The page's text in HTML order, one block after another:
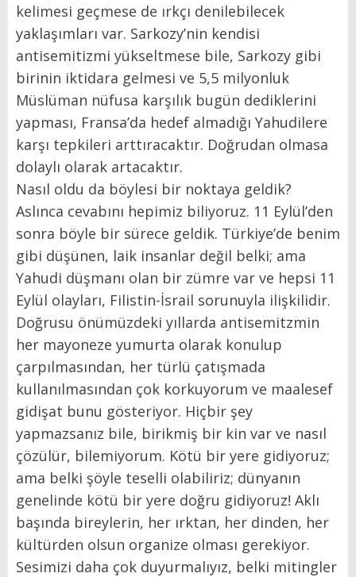
kelimesi geçmese de ırkçı denilebilecek
yaklaşımları var. Sarkozy’nin kendisi
antisemitizmi yükseltmese bile, Sarkozy gibi
birinin iktidara gelmesi ve 5,5 milyonluk
Müslüman nüfusa karşılık bugün dediklerini
yapması, Fransa’da hedef almadığı Yahudilere
karşı tepkileri arttıracaktır. Doğrudan olmasa
dolaylı olarak artacaktır.
Nasıl oldu da böylesi bir noktaya geldik?
Aslınca cevabını hepimiz biliyoruz. 11 Eylül’den
sonra böyle bir sürece geldik. Türkiye’de benim
gibi düşünen, laik insanlar değil belki; ama
Yahudi düşmanı olan bir zümre var ve hepsi 11
Eylül olayları, Filistin-İsrail sorunuyla ilişkilidir.
Doğrusu önümüzdeki yıllarda antisemitzmin
her mayoneze yumurta olarak konulup
çarpılmasından, her türlü çatışmada
kullanılmasından çok korkuyorum ve maalesef
gidişat bunu gösteriyor. Hiçbir şey
yapmazsanız bile, birikmiş bir kin var ve nasıl
çözülür, bilemiyorum. Kötü bir yere gidiyoruz;
ama belki şöyle teselli olabiliriz; dünyanın
genelinde kötü bir yere doğru gidiyoruz! Aklı
başında bireylerin, her ırktan, her dinden, her
kültürden olsun organize olması gerekiyor.
Sesimizi daha çok duyurmalıyız, belki mitingler